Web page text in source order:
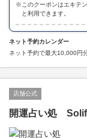
※ このクーポンはエキテ
と利用できます。
ネット予約カレンダー
ネット予約で最大10,000円
店舗公式
開運占い処